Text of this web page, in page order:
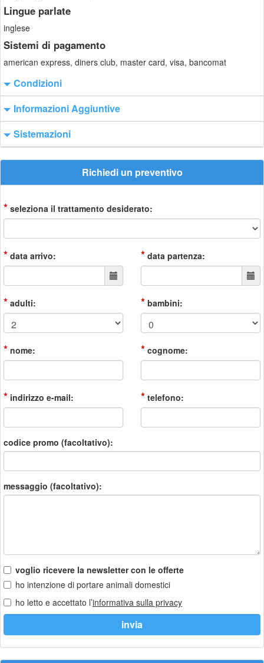
Lingue parlate
inglese
Sistemi di pagamento
american express, diners club, master card, visa, bancomat
Condizioni
Informazioni Aggiuntive
Sistemazioni
Richiedi un preventivo
* seleziona il trattamento desiderato:
* data arrivo: * data partenza:
* adulti: * bambini:
* nome: * cognome:
* indirizzo e-mail: * telefono:
codice promo (facoltativo):
messaggio (facoltativo):
voglio ricevere la newsletter con le offerte
ho intenzione di portare animali domestici
ho letto e accettato l’informativa sulla privacy